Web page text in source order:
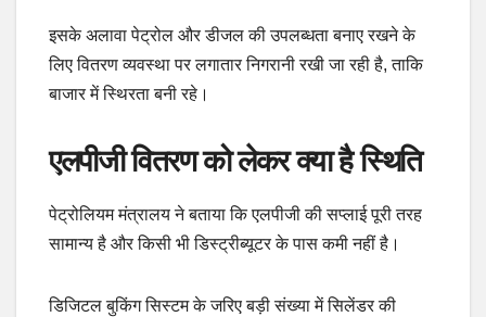
इसके अलावा पेट्रोल और डीजल की उपलब्धता बनाए रखने के
लिए वितरण व्यवस्था पर लगातार निगरानी रखी जा रही है, ताकि
बाजार में स्थिरता बनी रहे।
एलपीजी वितरण को लेकर क्या है स्थिति
पेट्रोलियम मंत्रालय ने बताया कि एलपीजी की सप्लाई पूरी तरह
सामान्य है और किसी भी डिस्ट्रीब्यूटर के पास कमी नहीं है।
डिजिटल बुकिंग सिस्टम के जरिए बड़ी संख्या में सिलेंडर की